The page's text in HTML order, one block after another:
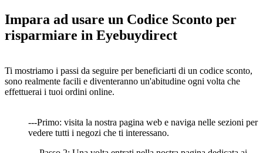
Impara ad usare un Codice Sconto per
risparmiare in Eyebuydirect
Ti mostriamo i passi da seguire per beneficiarti di un codice sconto,
sono realmente facili e diventeranno un'abitudine ogni volta che
effettuerai i tuoi ordini online.
---Primo: visita la nostra pagina web e naviga nelle sezioni per
vedere tutti i negozi che ti interessano.